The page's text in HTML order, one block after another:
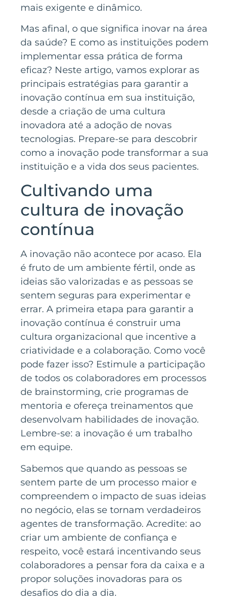
mais exigente e dinâmico.
Mas afinal, o que significa inovar na área
da saúde? E como as instituições podem
implementar essa prática de forma
eficaz? Neste artigo, vamos explorar as
principais estratégias para garantir a
inovação contínua em sua instituição,
desde a criação de uma cultura
inovadora até a adoção de novas
tecnologias. Prepare-se para descobrir
como a inovação pode transformar a sua
instituição e a vida dos seus pacientes.
Cultivando uma
cultura de inovação
contínua
A inovação não acontece por acaso. Ela
é fruto de um ambiente fértil, onde as
ideias são valorizadas e as pessoas se
sentem seguras para experimentar e
errar. A primeira etapa para garantir a
inovação contínua é construir uma
cultura organizacional que incentive a
criatividade e a colaboração. Como você
pode fazer isso? Estimule a participação
de todos os colaboradores em processos
de brainstorming, crie programas de
mentoria e ofereça treinamentos que
desenvolvam habilidades de inovação.
Lembre-se: a inovação é um trabalho
em equipe.
Sabemos que quando as pessoas se
sentem parte de um processo maior e
compreendem o impacto de suas ideias
no negócio, elas se tornam verdadeiros
agentes de transformação. Acredite: ao
criar um ambiente de confiança e
respeito, você estará incentivando seus
colaboradores a pensar fora da caixa e a
propor soluções inovadoras para os
desafios do dia a dia.